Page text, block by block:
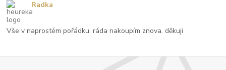
Vše v naprostém pořádku, ráda nakoupím znova. děkuji
Radka